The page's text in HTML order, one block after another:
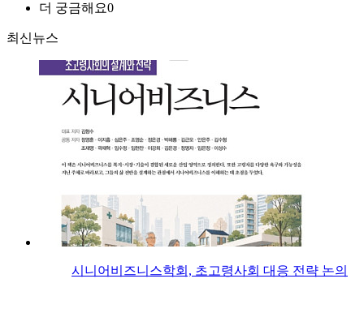
더 궁금해요0
최신뉴스
시니어비즈니스학회, 초고령사회 대응 전략 논의